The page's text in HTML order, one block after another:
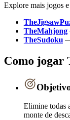
Explore mais jogos
TheMahjong
TheSudoku
Como jogar
Elimine todas
monte de